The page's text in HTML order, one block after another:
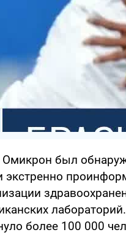
Омикрон был
экстренно
более 100 000